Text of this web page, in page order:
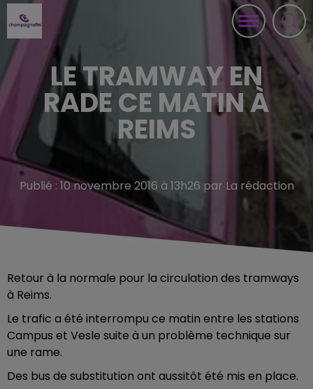
LE TRAMWAY EN
RADE CE MATIN À
REIMS
Publié : 10 novembre 2016 à 13h26 par La rédaction
Retour à la normale pour la circulation des tramways
à Reims.
Le trafic a été interrompu ce matin entre les stations
Campus et Vesle suite à un problème technique sur
une rame.
Des bus de substitution ont aussitôt été mis en place.